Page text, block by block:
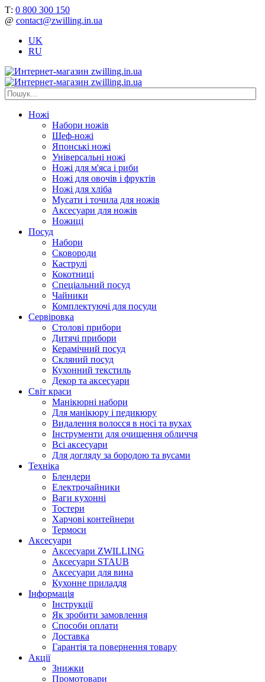
Т: 0 800 300 150
@ contact@zwilling.in.ua
UK
RU
Ножі
Набори ножів
Шеф-ножі
Японські ножі
Універсальні ножі
Ножі для м'яса і риби
Ножі для овочів і фруктів
Ножі для хліба
Мусати і точила для ножів
Аксесуари для ножів
Ножиці
Посуд
Набори
Сковороди
Каструлі
Кокотниці
Cпеціальний посуд
Чайники
Комплектуючі для посуди
Сервіровка
Столові прибори
Дитячі прибори
Керамічний посуд
Скляний посуд
Кухонний текстиль
Декор та аксесуари
Світ краси
Манікюрні набори
Для манікюру і педикюру
Видалення волосся в носі та вухах
Інструменти для очищення обличчя
Всі аксесуари
Для догляду за бородою та вусами
Техніка
Блендери
Електрочайники
Ваги кухонні
Тостери
Харчові контейнери
Термоси
Аксесуари
Аксесуари ZWILLING
Аксесуари STAUB
Аксесуари для вина
Кухонне приладдя
Інформація
Інструкції
Як зробити замовлення
Способи оплати
Доставка
Гарантія та повернення товару
Акції
Знижки
Промотовари